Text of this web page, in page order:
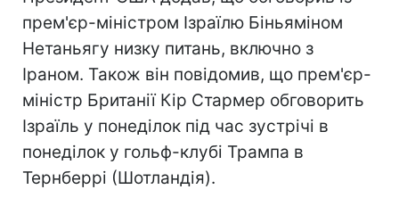
прем'єр-міністром Ізраїлю Біньяміном
Нетаньягу низку питань, включно з
Іраном. Також він повідомив, що прем'єр-
міністр Британії Кір Стармер обговорить
Ізраїль у понеділок під час зустрічі в
понеділок у гольф-клубі Трампа в
Тернберрі (Шотландія).